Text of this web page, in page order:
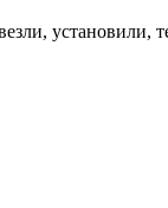
установили,